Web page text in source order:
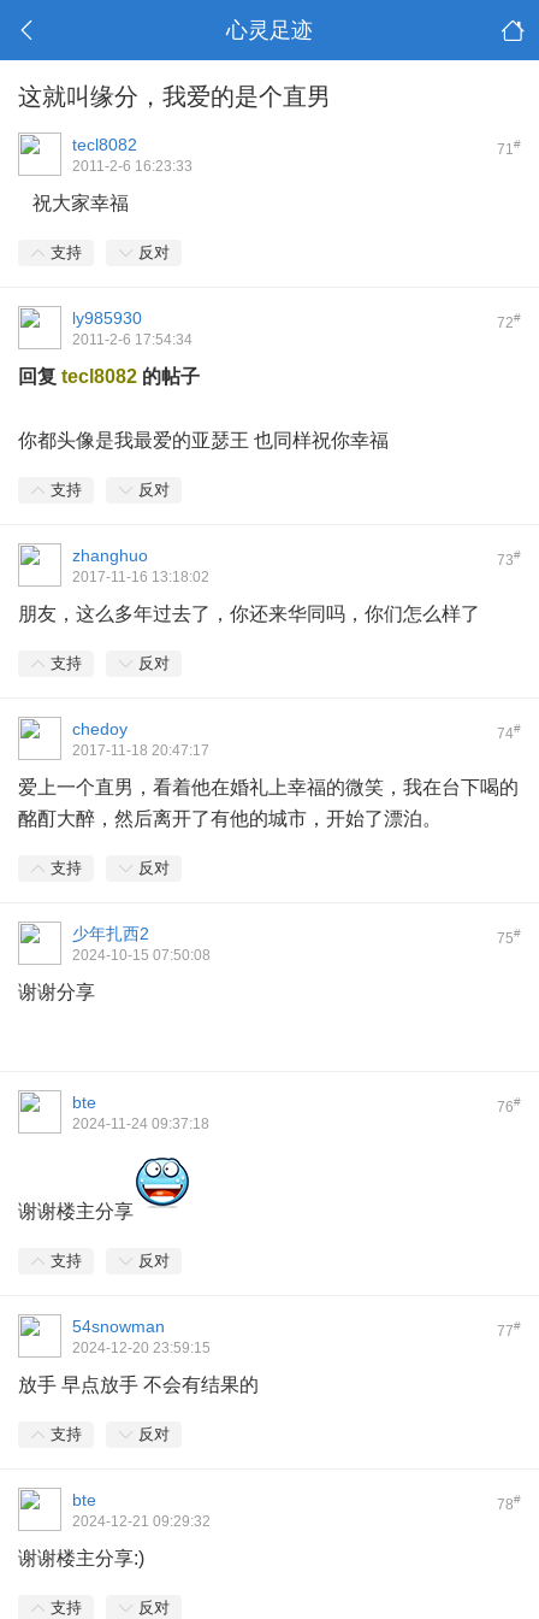
心灵足迹
这就叫缘分，我爱的是个直男
71#
tecl8082
2011-2-6 16:23:33
祝大家幸福
支持 反对
72#
ly985930
2011-2-6 17:54:34
回复 tecl8082 的帖子
你都头像是我最爱的亚瑟王 也同样祝你幸福
支持 反对
73#
zhanghuo
2017-11-16 13:18:02
朋友，这么多年过去了，你还来华同吗，你们怎么样了
支持 反对
74#
chedoy
2017-11-18 20:47:17
爱上一个直男，看着他在婚礼上幸福的微笑，我在台下喝的
酩酊大醉，然后离开了有他的城市，开始了漂泊。
支持 反对
75#
少年扎西2
2024-10-15 07:50:08
谢谢分享
76#
bte
2024-11-24 09:37:18
谢谢楼主分享
支持 反对
77#
54snowman
2024-12-20 23:59:15
放手 早点放手 不会有结果的
支持 反对
78#
bte
2024-12-21 09:29:32
谢谢楼主分享:)
支持 反对